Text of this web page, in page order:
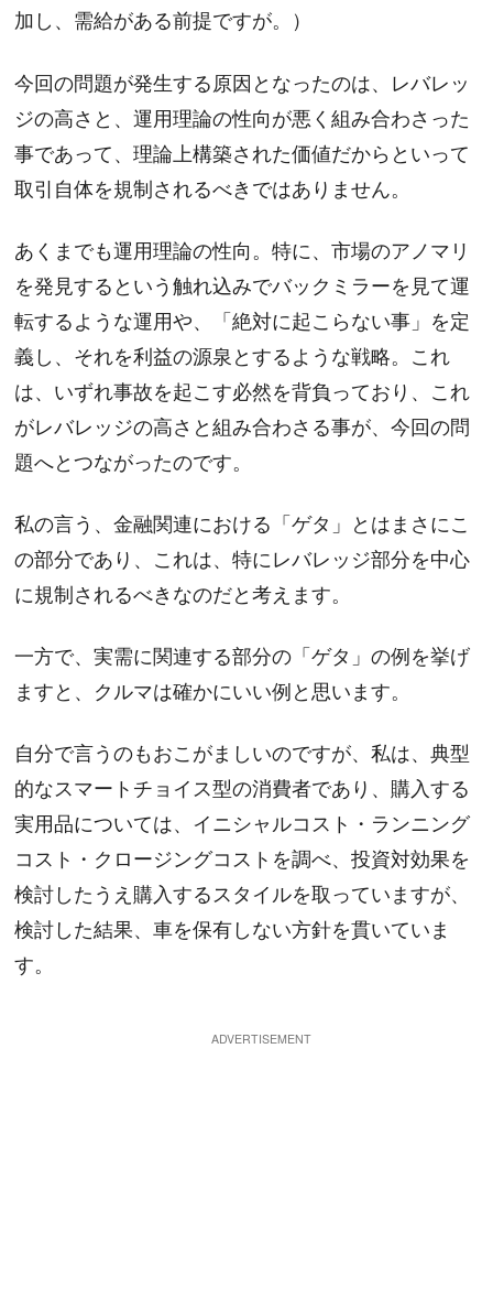
加し、需給がある前提ですが。）
今回の問題が発生する原因となったのは、レバレッ
ジの高さと、運用理論の性向が悪く組み合わさった
事であって、理論上構築された価値だからといって
取引自体を規制されるべきではありません。
あくまでも運用理論の性向。特に、市場のアノマリ
を発見するという触れ込みでバックミラーを見て運
転するような運用や、「絶対に起こらない事」を定
義し、それを利益の源泉とするような戦略。これ
は、いずれ事故を起こす必然を背負っており、これ
がレバレッジの高さと組み合わさる事が、今回の問
題へとつながったのです。
私の言う、金融関連における「ゲタ」とはまさにこ
の部分であり、これは、特にレバレッジ部分を中心
に規制されるべきなのだと考えます。
一方で、実需に関連する部分の「ゲタ」の例を挙げ
ますと、クルマは確かにいい例と思います。
自分で言うのもおこがましいのですが、私は、典型
的なスマートチョイス型の消費者であり、購入する
実用品については、イニシャルコスト・ランニング
コスト・クロージングコストを調べ、投資対効果を
検討したうえ購入するスタイルを取っていますが、
検討した結果、車を保有しない方針を貫いていま
す。